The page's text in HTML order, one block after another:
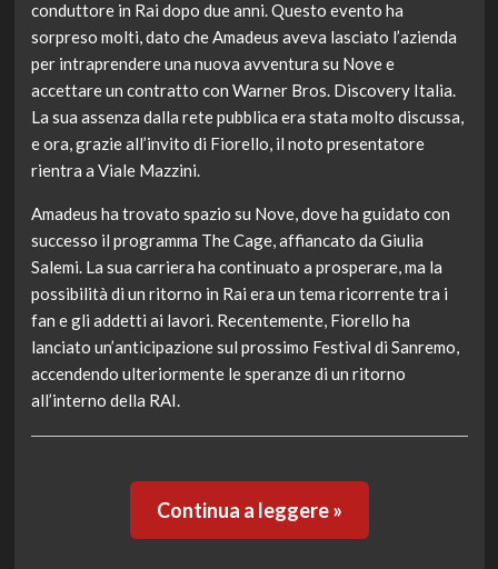
conduttore in Rai dopo due anni. Questo evento ha
sorpreso molti, dato che Amadeus aveva lasciato l’azienda
per intraprendere una nuova avventura su Nove e
accettare un contratto con Warner Bros. Discovery Italia.
La sua assenza dalla rete pubblica era stata molto discussa,
e ora, grazie all’invito di Fiorello, il noto presentatore
rientra a Viale Mazzini.
Amadeus ha trovato spazio su Nove, dove ha guidato con
successo il programma The Cage, affiancato da Giulia
Salemi. La sua carriera ha continuato a prosperare, ma la
possibilità di un ritorno in Rai era un tema ricorrente tra i
fan e gli addetti ai lavori. Recentemente, Fiorello ha
lanciato un’anticipazione sul prossimo Festival di Sanremo,
accendendo ulteriormente le speranze di un ritorno
all’interno della RAI.
Continua a leggere »